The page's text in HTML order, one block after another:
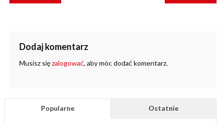
Dodaj komentarz
Musisz sięzalogować, aby móc dodać komentarz.
Popularne Ostatnie